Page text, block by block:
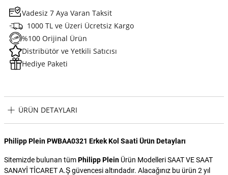
Vadesiz 7 Aya Varan Taksit
1000 TL ve Üzeri Ücretsiz Kargo
%100 Orijinal Ürün
Distribütör ve Yetkili Satıcısı
Hediye Paketi
ÜRÜN DETAYLARI
Philipp Plein PWBAA0321 Erkek Kol Saati Ürün Detayları
Sitemizde bulunan tümPhilipp Plein Ürün Modelleri SAAT VE SAAT
SANAYİ TİCARET A.Ş güvencesi altındadır. Alacağınız bu ürün 2 yıl